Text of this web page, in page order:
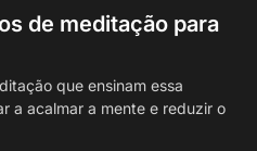
de meditação para
que ensinam essa
a acalmar a mente e reduzir o